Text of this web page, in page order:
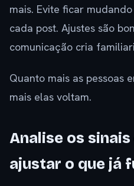
mais. Evite ficar
cada post. Ajustes são
comunicação cria
Quanto mais as pessoas
mais elas voltam.
Analise os
ajustar o que já